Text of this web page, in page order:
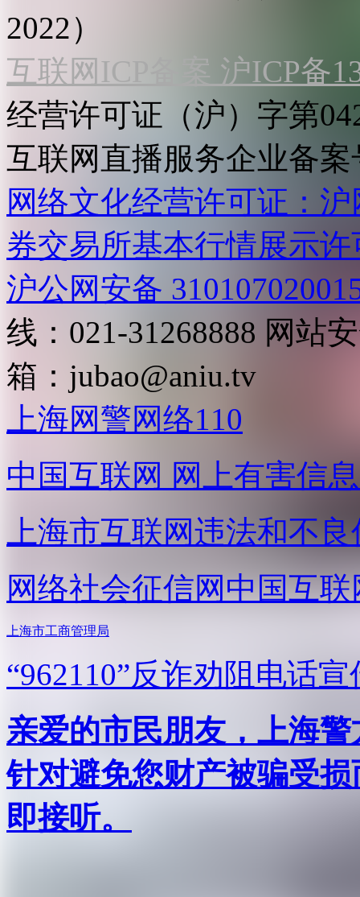
2022）
互联网ICP备案 沪ICP备
经营许可证（沪）字第
互联网直播服务企业备案
网络文化经营许可证：
券交易所基本行情展示许
沪公网安备
线：021-31268888 网站
箱： jubao@aniu.tv
上海网警网络110
中国互联网 网上有害信
上海市互联网违法和不
网络社会征信网 中国互
上海市工商管理局
“962110”反诈劝阻电话宣
亲爱的市民朋友，上海
针对避免您财产被骗受
即接听。